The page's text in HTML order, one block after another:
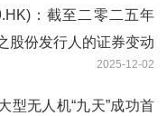
：截至二零二五年
股份发行人的证券变动
2025-12-02
型无人机“九天”成功首